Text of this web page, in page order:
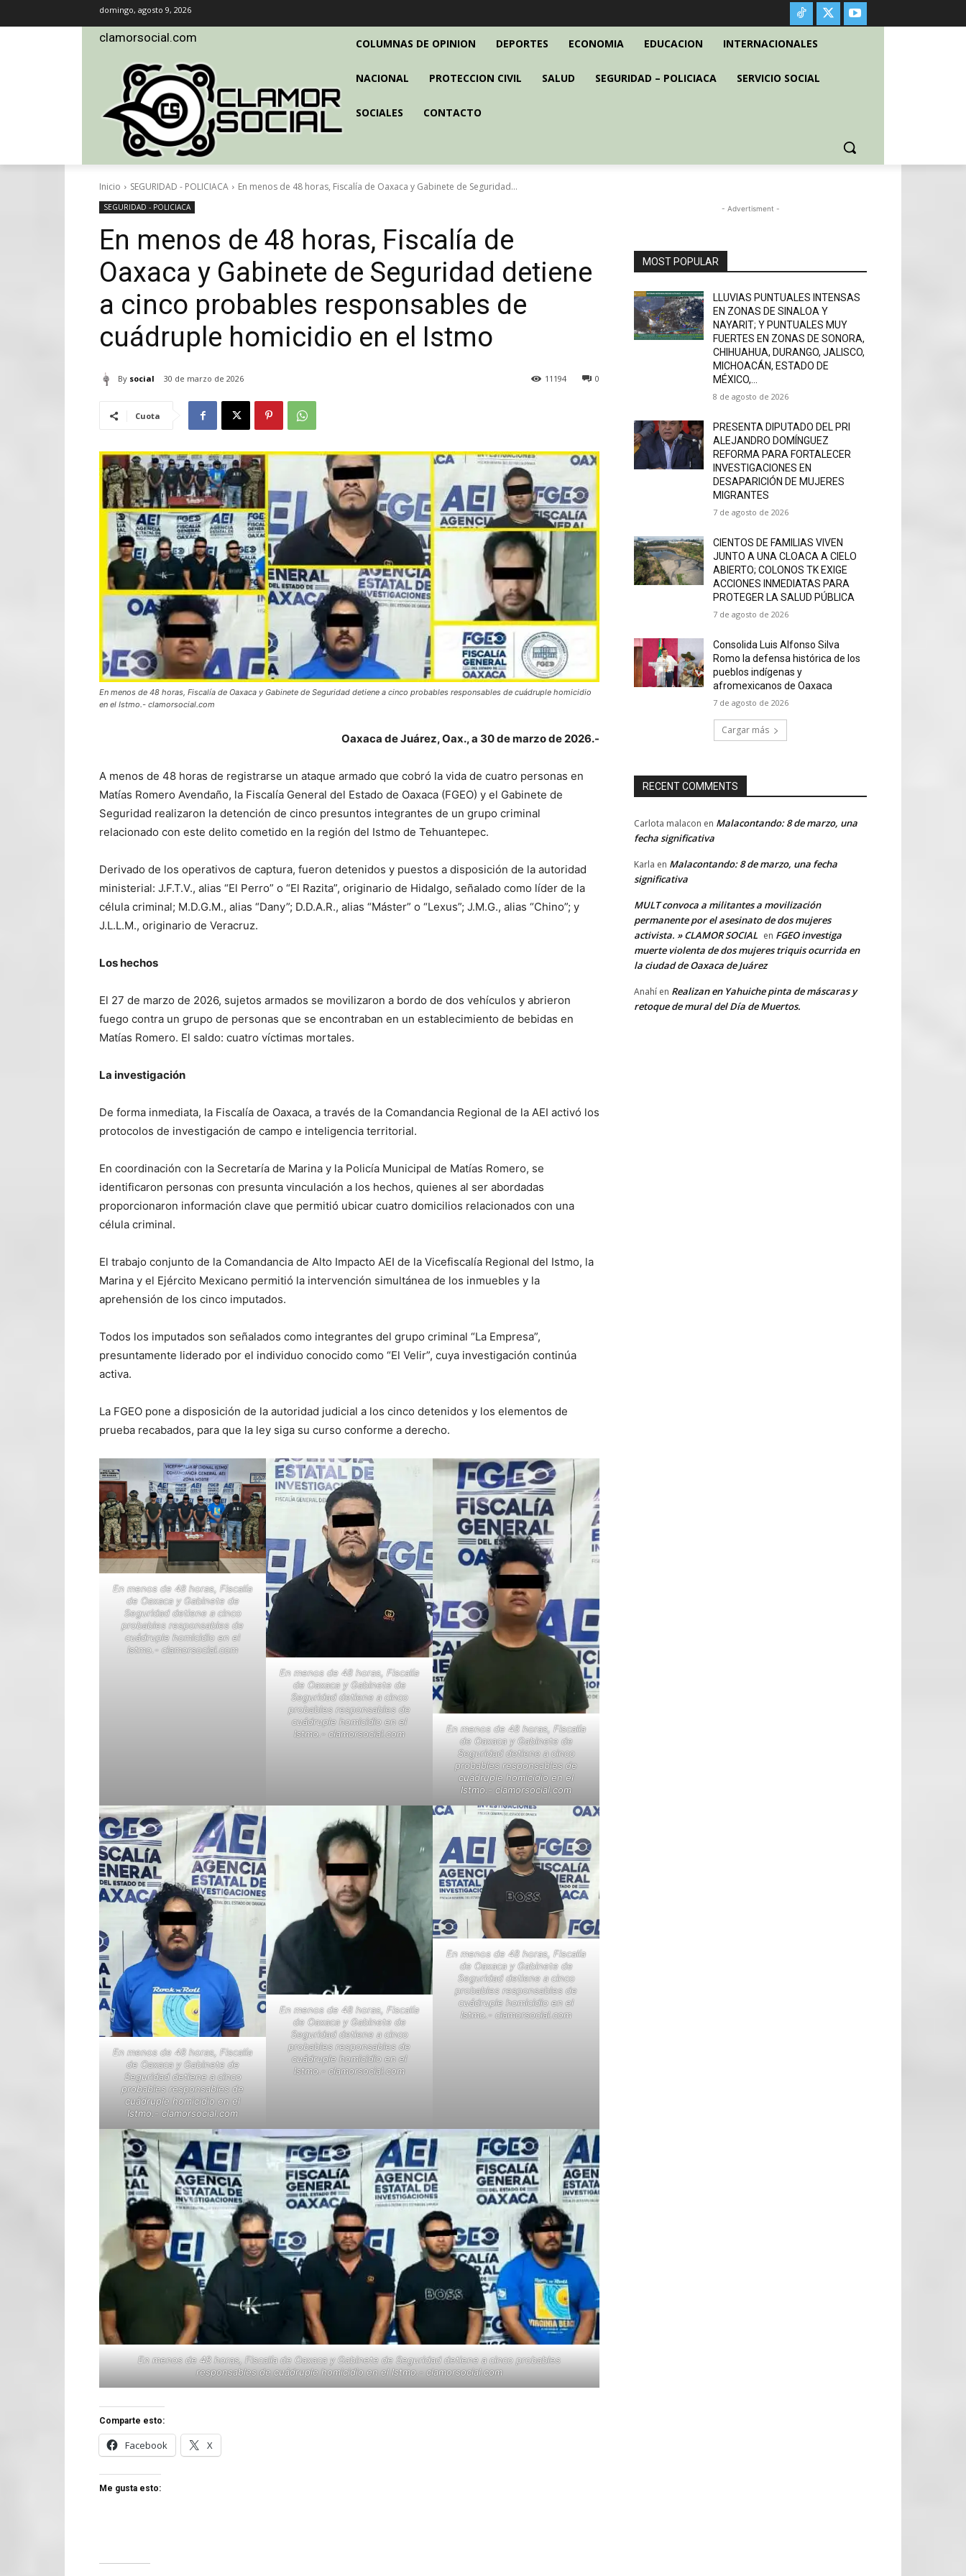
domingo, agosto 9, 2026
clamorsocial.com COLUMNAS DE OPINION DEPORTES ECONOMIA EDUCACION INTERNACIONALES
NACIONAL PROTECCION CIVIL SALUD SEGURIDAD – POLICIACA SERVICIO SOCIAL
SOCIALES CONTACTO
Inicio SEGURIDAD - POLICIACA En menos de 48 horas, Fiscalía de Oaxaca y Gabinete de Seguridad...
SEGURIDAD - POLICIACA
En menos de 48 horas, Fiscalía de
Oaxaca y Gabinete de Seguridad detiene
a cinco probables responsables de
cuádruple homicidio en el Istmo
By social 30 de marzo de 2026 0
11194
Cuota
En menos de 48 horas, Fiscalía de Oaxaca y Gabinete de Seguridad detiene a cinco probables responsables de cuádruple homicidio
en el Istmo.- clamorsocial.com
Oaxaca de Juárez, Oax., a 30 de marzo de 2026.-
A menos de 48 horas de registrarse un ataque armado que cobró la vida de cuatro personas en
Matías Romero Avendaño, la Fiscalía General del Estado de Oaxaca (FGEO) y el Gabinete de
Seguridad realizaron la detención de cinco presuntos integrantes de un grupo criminal
relacionado con este delito cometido en la región del Istmo de Tehuantepec.
Derivado de los operativos de captura, fueron detenidos y puestos a disposición de la autoridad
ministerial: J.F.T.V., alias “El Perro” o “El Razita”, originario de Hidalgo, señalado como líder de la
célula criminal; M.D.G.M., alias “Dany”; D.D.A.R., alias “Máster” o “Lexus”; J.M.G., alias “Chino”; y
J.L.L.M., originario de Veracruz.
Los hechos
El 27 de marzo de 2026, sujetos armados se movilizaron a bordo de dos vehículos y abrieron
fuego contra un grupo de personas que se encontraban en un establecimiento de bebidas en
Matías Romero. El saldo: cuatro víctimas mortales.
La investigación
De forma inmediata, la Fiscalía de Oaxaca, a través de la Comandancia Regional de la AEI activó los
protocolos de investigación de campo e inteligencia territorial.
En coordinación con la Secretaría de Marina y la Policía Municipal de Matías Romero, se
identificaron personas con presunta vinculación a los hechos, quienes al ser abordadas
proporcionaron información clave que permitió ubicar cuatro domicilios relacionados con una
célula criminal.
El trabajo conjunto de la Comandancia de Alto Impacto AEI de la Vicefiscalía Regional del Istmo, la
Marina y el Ejército Mexicano permitió la intervención simultánea de los inmuebles y la
aprehensión de los cinco imputados.
Todos los imputados son señalados como integrantes del grupo criminal “La Empresa”,
presuntamente liderado por el individuo conocido como “El Velir”, cuya investigación continúa
activa.
La FGEO pone a disposición de la autoridad judicial a los cinco detenidos y los elementos de
prueba recabados, para que la ley siga su curso conforme a derecho.
En menos de 48 horas, Fiscalía
de Oaxaca y Gabinete de
Seguridad detiene a cinco
probables responsables de
cuádruple homicidio en el
Istmo.- clamorsocial.com
En menos de 48 horas, Fiscalía
de Oaxaca y Gabinete de
Seguridad detiene a cinco
probables responsables de
cuádruple homicidio en el
Istmo.- clamorsocial.com
En menos de 48 horas, Fiscalía
de Oaxaca y Gabinete de
Seguridad detiene a cinco
probables responsables de
cuádruple homicidio en el
Istmo.- clamorsocial.com
En menos de 48 horas, Fiscalía
de Oaxaca y Gabinete de
Seguridad detiene a cinco
probables responsables de
cuádruple homicidio en el
Istmo.- clamorsocial.com
En menos de 48 horas, Fiscalía
de Oaxaca y Gabinete de
Seguridad detiene a cinco
probables responsables de
cuádruple homicidio en el
Istmo.- clamorsocial.com
En menos de 48 horas, Fiscalía
de Oaxaca y Gabinete de
Seguridad detiene a cinco
probables responsables de
cuádruple homicidio en el
Istmo.- clamorsocial.com
En menos de 48 horas, Fiscalía de Oaxaca y Gabinete de Seguridad detiene a cinco probables
responsables de cuádruple homicidio en el Istmo.- clamorsocial.com
Comparte esto:
Facebook X
Me gusta esto:
- Advertisment -
MOST POPULAR
LLUVIAS PUNTUALES INTENSAS
EN ZONAS DE SINALOA Y
NAYARIT; Y PUNTUALES MUY
FUERTES EN ZONAS DE SONORA,
CHIHUAHUA, DURANGO, JALISCO,
MICHOACÁN, ESTADO DE
MÉXICO,...
8 de agosto de 2026
PRESENTA DIPUTADO DEL PRI
ALEJANDRO DOMÍNGUEZ
REFORMA PARA FORTALECER
INVESTIGACIONES EN
DESAPARICIÓN DE MUJERES
MIGRANTES
7 de agosto de 2026
CIENTOS DE FAMILIAS VIVEN
JUNTO A UNA CLOACA A CIELO
ABIERTO; COLONOS TK EXIGE
ACCIONES INMEDIATAS PARA
PROTEGER LA SALUD PÚBLICA
7 de agosto de 2026
Consolida Luis Alfonso Silva
Romo la defensa histórica de los
pueblos indígenas y
afromexicanos de Oaxaca
7 de agosto de 2026
Cargar más
RECENT COMMENTS
Carlota malacon en Malacontando: 8 de marzo, una
fecha significativa
Karla en Malacontando: 8 de marzo, una fecha
significativa
MULT convoca a militantes a movilización
permanente por el asesinato de dos mujeres
activista. » CLAMOR SOCIAL en FGEO investiga
muerte violenta de dos mujeres triquis ocurrida en
la ciudad de Oaxaca de Juárez
Anahí en Realizan en Yahuiche pinta de máscaras y
retoque de mural del Día de Muertos.